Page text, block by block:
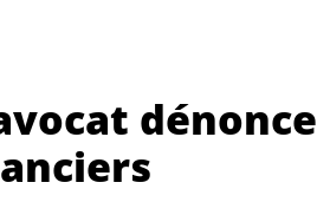
dénonce